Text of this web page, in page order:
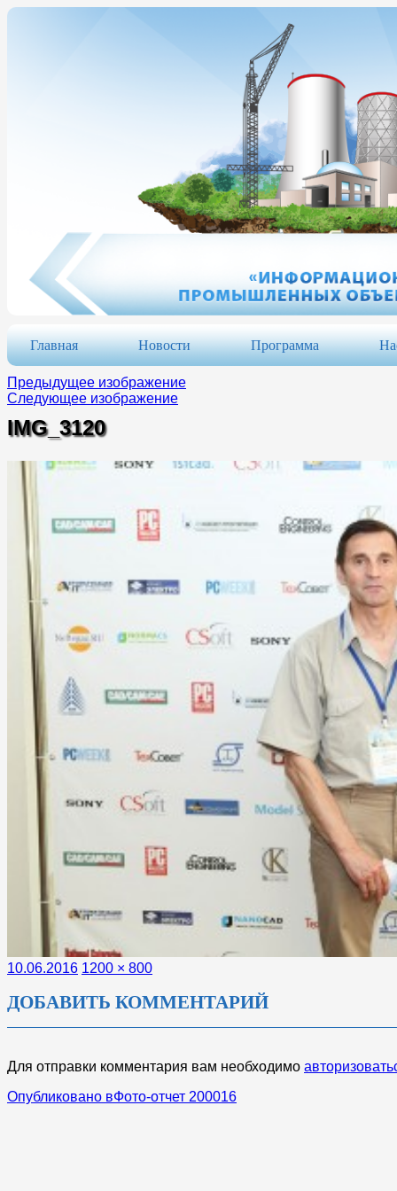
Главная Новости Программа
Предыдущее изображение
Следующее изображение
IMG_3120
Опубликовано
10.06.2016 Полный
1200 × 800
ДОБАВИТЬ КОММЕНТАРИЙ
Для отправки комментария вам необходимо
НАВИГАЦИЯ
Опубликовано вФото-отчет 200016